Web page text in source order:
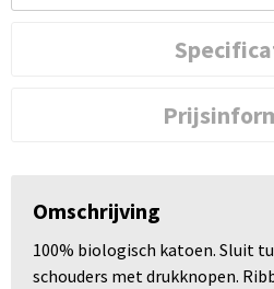
Omschrijving
100% biologisch katoen. Sluit
schouders met drukknopen.